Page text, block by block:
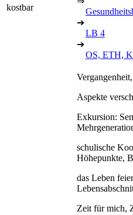
kostbar
➔
LB 4
➔
OS, ETH,
Aspekte
Exkursion:
schulische
Höhepunkte,
das Leben
Zeit für mich,